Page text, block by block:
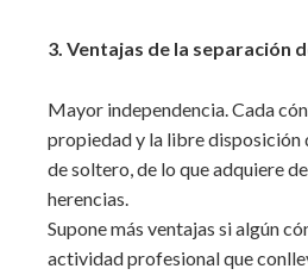
3. Ventajas de la separación
Mayor independencia. Cada
propiedad y la libre disposición
de soltero, de lo que adquiere
herencias.
Supone más ventajas si algún
actividad profesional que